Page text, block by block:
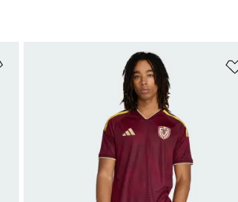
Añadir a la lista de deseos